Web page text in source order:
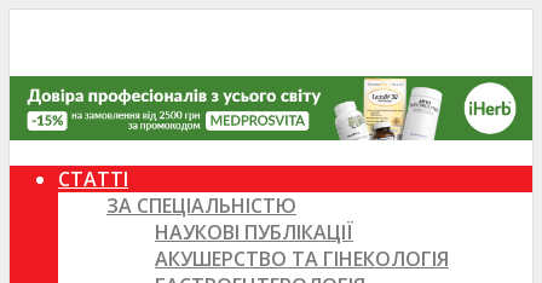
СТАТТІ
ЗА СПЕЦІАЛЬНІСТЮ
НАУКОВІ ПУБЛІКАЦІЇ
АКУШЕРСТВО ТА ГІНЕКОЛОГІЯ